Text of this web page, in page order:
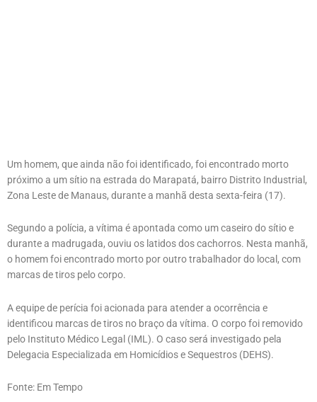
Um homem, que ainda não foi identificado, foi encontrado morto
próximo a um sítio na estrada do Marapatá, bairro Distrito Industrial,
Zona Leste de Manaus, durante a manhã desta sexta-feira (17).
Segundo a polícia, a vítima é apontada como um caseiro do sítio e
durante a madrugada, ouviu os latidos dos cachorros. Nesta manhã,
o homem foi encontrado morto por outro trabalhador do local, com
marcas de tiros pelo corpo.
A equipe de perícia foi acionada para atender a ocorrência e
identificou marcas de tiros no braço da vítima. O corpo foi removido
pelo Instituto Médico Legal (IML). O caso será investigado pela
Delegacia Especializada em Homicídios e Sequestros (DEHS).
Fonte: Em Tempo